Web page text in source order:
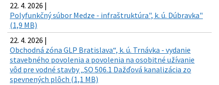
22. 4. 2026 |
Polyfunkčný súbor Medze - infraštruktúra", k. ú. Dúbravka"
(1,9 MB)
22. 4. 2026 |
Obchodná zóna GLP Bratislava“, k. ú. Trnávka - vydanie
stavebného povolenia a povolenia na osobitné užívanie
vôd pre vodné stavby „SO 506.1 Dažďová kanalizácia zo
spevnených plôch (1,1 MB)